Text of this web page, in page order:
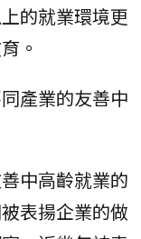
的就業環境更
。
產業的友善中
中高齡就業的
表揚企業的做